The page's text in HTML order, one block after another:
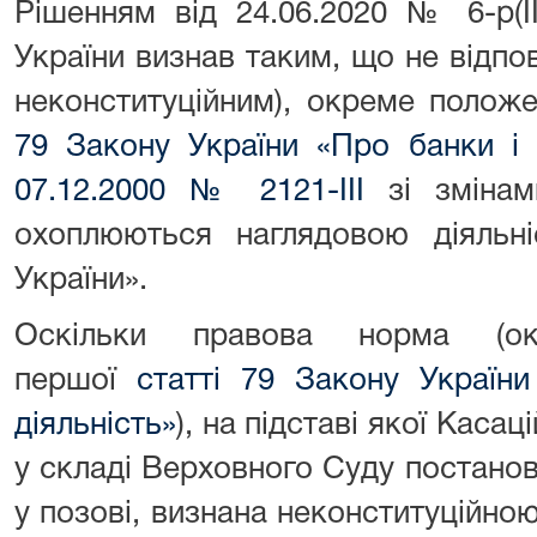
Рішенням від 24.06.2020 № 6-
України визнав таким, що не
неконституційним), окреме
79 Закону України «Про банки і
07.12.2000 № 2121-ІІІ
зі
охоплюються наглядовою
України».
Оскільки правова норма
першої статті 79 Закону
діяльність»), на підставі якої
у складі Верховного Суду
у позові, визнана